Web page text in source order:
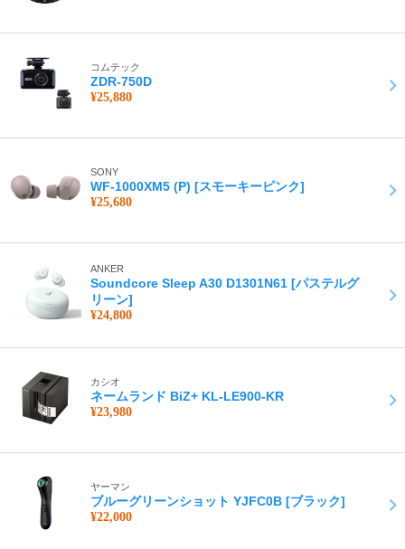
コムテック
ZDR-750D
¥25,880
SONY
WF-1000XM5 (P) [スモーキーピンク]
¥25,680
ANKER
Soundcore Sleep A30 D1301N61 [パステルグ
リーン]
¥24,800
カシオ
ネームランド BiZ+ KL-LE900-KR
¥23,980
ヤーマン
ブルーグリーンショット YJFC0B [ブラック]
¥22,000